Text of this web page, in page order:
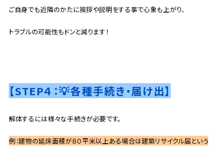
ご自身でも近隣のかたに挨拶や説明をする事で心象も上がり、
トラブルの可能性もドンと減ります！
【STEP４：💡各種手続き・届け出】
解体するには様々な手続きが必要です。
例：建物の延床面積が８０平米以上ある場合は建築リサイクル届という